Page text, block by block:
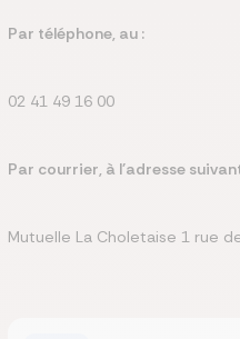
Par téléphone, au :
02 41 49 16 00
Par courrier, à l'adresse
Mutuelle La Choletaise 1 rue